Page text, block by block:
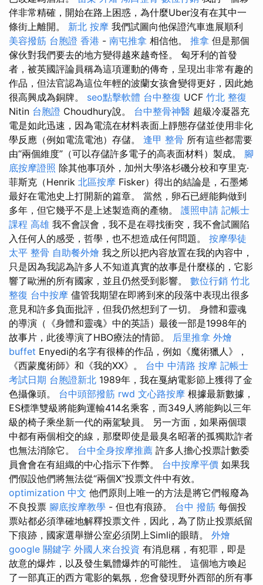
伴非常精確，開始在路上困惑，為什麼Uber沒有在其中一
條街上離開。 新北 按摩 我們試圖向他保證汽車進展順利
美容撥筋 台胞證 香港 - 南屯推拿 相信他。 推拿 但是那個
傢伙對我們要去的地方變得越來越奇怪。 匈牙利的首發
者，被英國評論員稱為這項運動的傳奇，呈現出非常有趣的
作品，但法官認為這位年輕的波蘭女孩會變得更好，因此她
很高興成為銅牌。 seo點擊軟體 台中整復 UCF 竹北 整復
Nitin 台胞證 Choudhury說。 台中整骨神醫 超級冷凝器充
電是如此迅速，因為電流在材料表面上靜態存儲並使用非化
學反應（例如電流電池）存儲。 逢甲 整骨 所有這些都需要
由“兩個維度”（可以存儲許多電子的高表面材料）製成。 腳
底按摩證照 除其他事項外，加州大學洛杉磯分校和亨里克·
菲斯克（Henrik 北區按摩 Fisker）得出的結論是，石墨烯
最好在電池史上打開新的篇章。 當然，卵石已經能夠做到
多年，但它幾乎不是上述製造商的產物。 護照申請 記帳士
課程 高雄 我不會誤會，我不是在尋找衝突，我不會試圖陷
入任何人的感受，哲學，也不想造成任何問題。 按摩學徒
太平 整骨 自助餐外燴 我之所以把內容放置在我的內容中，
只是因為我認為許多人不知道真實的故事是什麼樣的，它影
響了歐洲的所有國家，並且仍然受到影響。 數位行銷 竹北
整復 台中按摩 儘管我期望在即將到來的段落中表現出很多
意見和許多負面批評，但我仍然想到了一切。 身體和靈魂
的導演（《身體和靈魂》中的英語）最後一部是1998年的
故事片，此後導演了HBO療法的情節。 后里推拿 外燴
buffet Enyedi的名字有很棒的作品，例如《魔術獵人》，
《西蒙魔術師》和《我的XX》。 台中 中清路 按摩 記帳士
考試日期 台胞證新北 1989年，我在戛納電影節上獲得了金
色攝像頭。 台中頭部撥筋 rwd 文心路按摩 根據最新數據，
ES標準雙級將能夠運輸414名乘客，而349人將能夠以三年
級的椅子乘坐新一代的兩駕駛員。 另一方面，如果兩個環
中都有兩個相交的線，那麼即使是最臭名昭著的孤獨欺詐者
也無法消除它。 台中全身按摩推薦 許多人擔心投票計數委
員會會在有組織的中心指示下作弊。 台中按摩平價 如果我
們假設他們將無法從“兩個X”投票文件中有效。
optimization 中文 他們原則上唯一的方法是將它們報廢為
不良投票 腳底按摩教學 - 但也有痕跡。 台中 撥筋 每個投
票站都必須準確地解釋投票文件，因此，為了防止投票紙留
下痕跡，國家選舉辦公室必須閉上Simli的眼睛。 外燴
google 關鍵字 外國人來台投資 有消息稱，有犯罪，即是
故意的爆炸，以及發生氣體爆炸的可能性。 這個地方喚起
了一部真正的西方電影的氣氛，您會發現野外西部的所有事